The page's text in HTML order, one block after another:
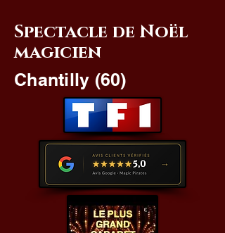
Spectacle de Noël
magicien
Chantilly (60)